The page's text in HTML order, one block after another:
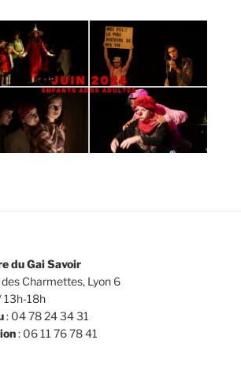
du Gai Savoir
Charmettes, Lyon 6
13h-18h
: 04 78 24 34 31
: 06 11 76 78 41